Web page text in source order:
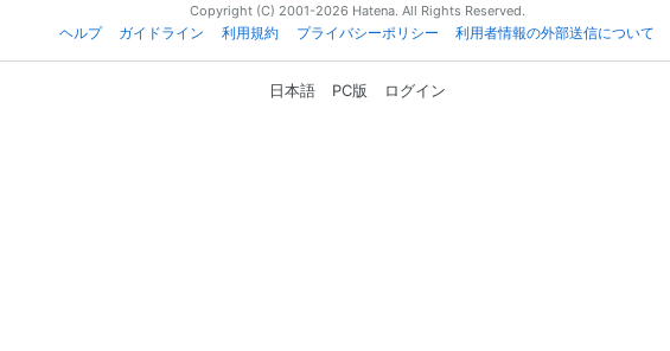
Copyright (C) 2001-2026 Hatena. All Rights Reserved.
ヘルプ
ガイドライン 利用規約 プライバシーポリシー 利用者情報の外部送信について
日本語 PC版 ログイン